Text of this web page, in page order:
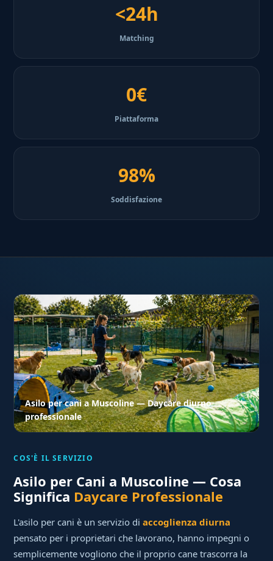
<24h
Matching
0€
Piattaforma
98%
Soddisfazione
Asilo per cani a Muscoline — Daycare diurno
professionale
COS'È IL SERVIZIO
Asilo per Cani a Muscoline — Cosa
Significa Daycare Professionale
L'asilo per cani è un servizio diaccoglienza diurna
pensato per i proprietari che lavorano, hanno impegni o
semplicemente vogliono che il proprio cane trascorra la